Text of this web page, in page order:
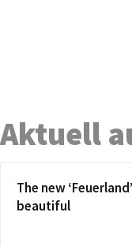
Aktuell
The new
beautiful